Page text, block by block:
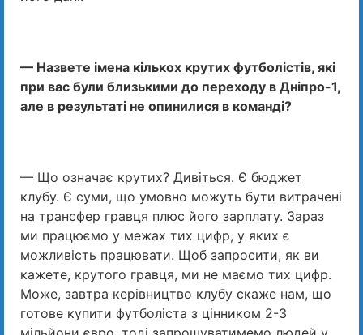
— Назвете імена кількох крутих футболістів, які
при вас були близькими до переходу в Дніпро-1,
але в результаті не опинилися в команді?
— Що означає крутих? Дивіться. Є бюджет
клубу. Є суми, що умовно можуть бути витрачені
на трансфер гравця плюс його зарплату. Зараз
ми працюємо у межах тих цифр, у яких є
можливість працювати. Щоб запросити, як ви
кажете, крутого гравця, ми не маємо тих цифр.
Може, завтра керівництво клубу скаже нам, що
готове купити футболіста з цінником 2-3